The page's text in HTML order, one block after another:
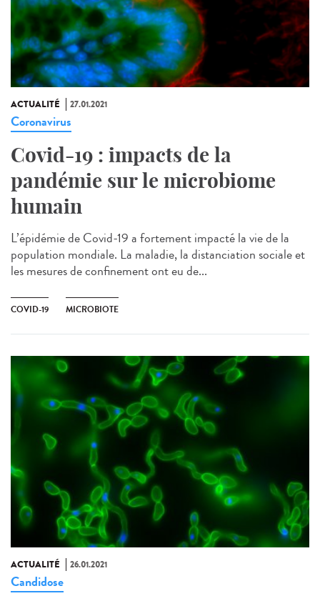
ACTUALITÉ 27.01.2021
Coronavirus
Covid-19 : impacts de la
pandémie sur le microbiome
humain
L’épidémie de Covid-19 a fortement impacté la vie de la
population mondiale. La maladie, la distanciation sociale et
les mesures de confinement ont eu de...
COVID-19 MICROBIOTE
ACTUALITÉ 26.01.2021
Candidose